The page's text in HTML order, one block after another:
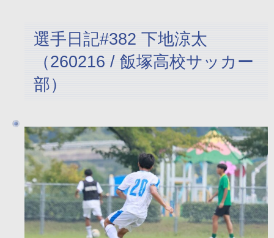
選手日記#382 下地涼太
（260216 / 飯塚高校サッカー
部）